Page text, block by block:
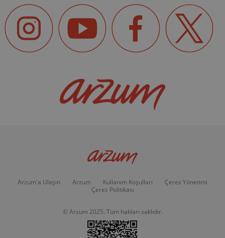
Arzum'a Ulaşın Arzum Kullanım Koşulları
Çerez Yönetimi
Çerez Politikası
© Arzum 2025. Tüm hakları saklıdır.